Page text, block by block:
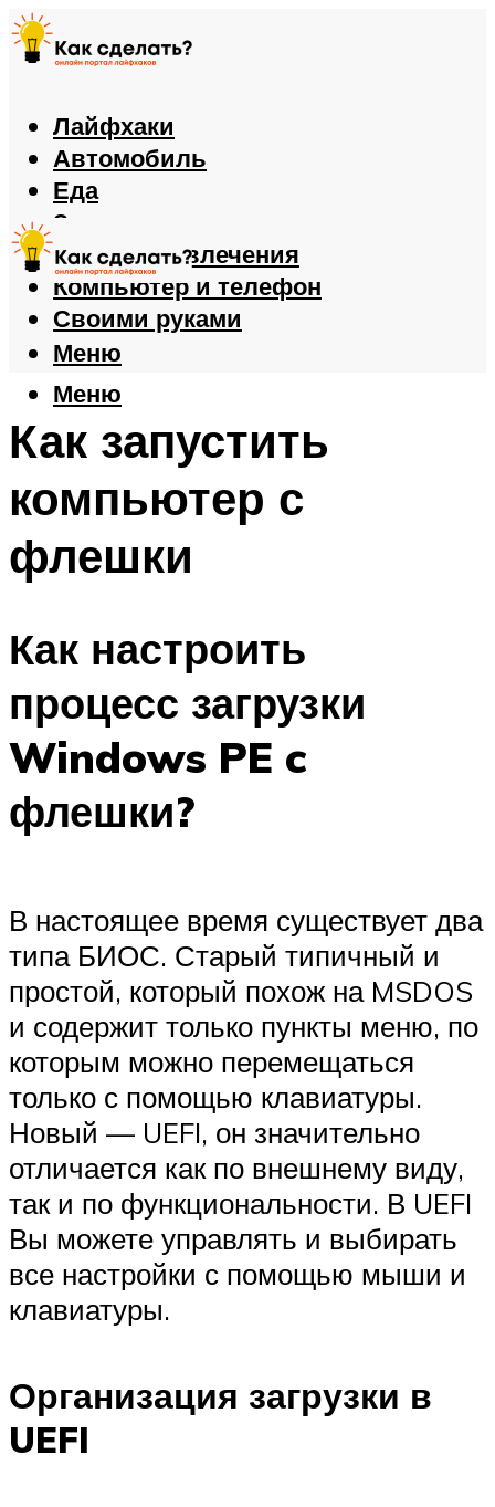
Лайфхаки
Автомобиль
Еда
Здоровье
Игры и развлечения
Компьютер и телефон
Своими руками
Меню
Меню
Как запустить
компьютер с
флешки
Как настроить
процесс загрузки
Windows PE c
флешки?
В настоящее время существует два
типа БИОС. Старый типичный и
простой, который похож на MSDOS
и содержит только пункты меню, по
которым можно перемещаться
только с помощью клавиатуры.
Новый — UEFI, он значительно
отличается как по внешнему виду,
так и по функциональности. В UEFI
Вы можете управлять и выбирать
все настройки с помощью мыши и
клавиатуры.
Организация загрузки в
UEFI